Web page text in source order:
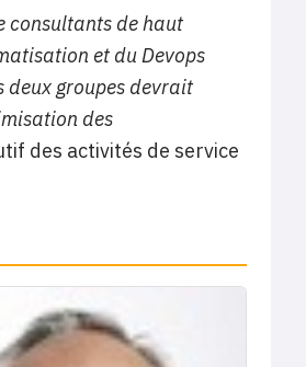
consultants de haut
et du Devops
deux groupes devrait
des
des activités de service